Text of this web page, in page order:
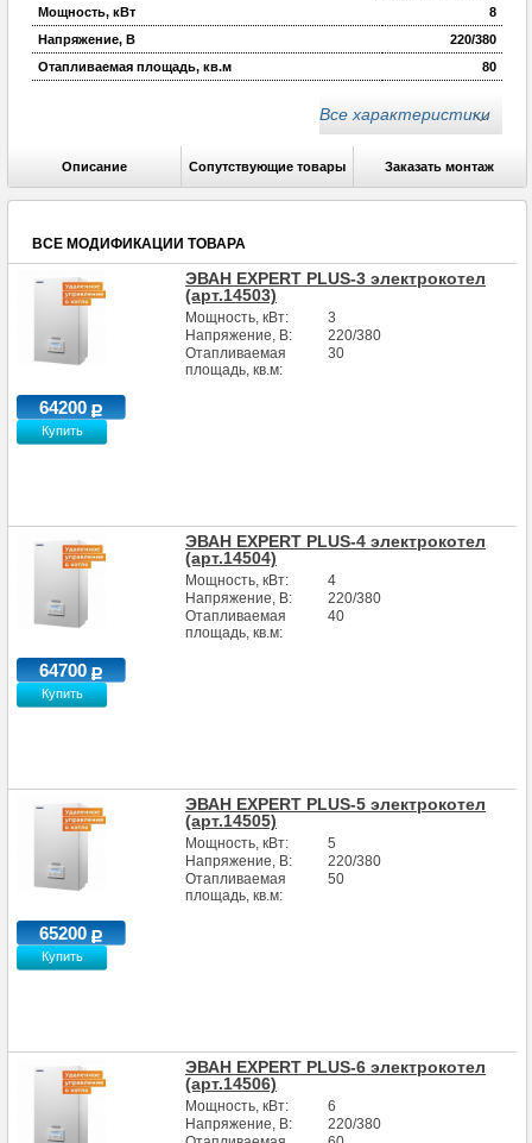
Мощность, кВт
8
Напряжение, В
220/380
Отапливаемая площадь, кв.м
80
3
Способ монтажа
настенный
Все характеристики
Описание Сопутствующие товары Заказать монтаж
ВСЕ МОДИФИКАЦИИ ТОВАРА
ЭВАН EXPERT PLUS-3 электрокотел
(арт.14503)
Мощность, кВт:
3
Напряжение, В:
220/380
Отапливаемая
площадь, кв.м:
30
64200
Купить
ЭВАН EXPERT PLUS-4 электрокотел
(арт.14504)
Мощность, кВт:
4
Напряжение, В:
220/380
Отапливаемая
площадь, кв.м:
40
64700
Купить
ЭВАН EXPERT PLUS-5 электрокотел
(арт.14505)
Мощность, кВт:
5
Напряжение, В:
220/380
Отапливаемая
площадь, кв.м:
50
65200
Купить
ЭВАН EXPERT PLUS-6 электрокотел
(арт.14506)
Мощность, кВт:
6
Напряжение, В:
220/380